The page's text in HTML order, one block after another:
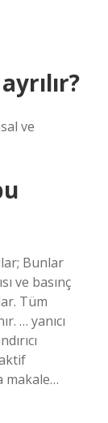
ve
Bunlar
ve basınç
Tüm
… yanıcı
makale…